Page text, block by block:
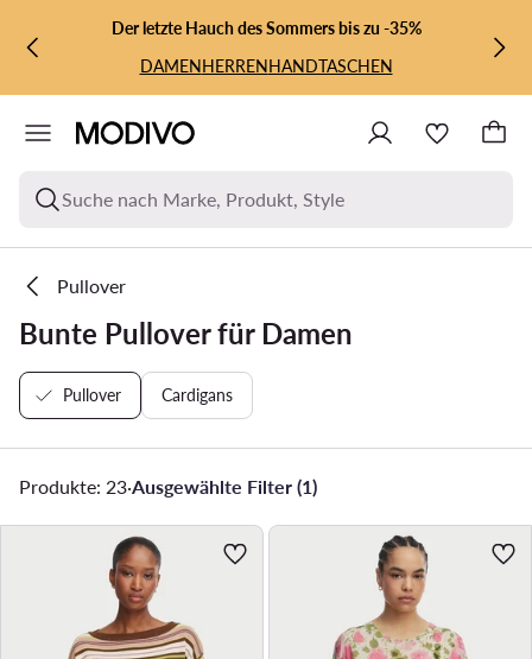
ZUM HAUPTINHALT SPRINGEN
ZUR SUCHEDer letzte Hauch des Sommers bis zu -35%
DAMENHERRENHANDTASCHEN
Suche nach Marke, Produkt, Style
Pullover
Bunte Pullover für Damen
Pullover Cardigans
Produkte: 23·Ausgewählte Filter (1)